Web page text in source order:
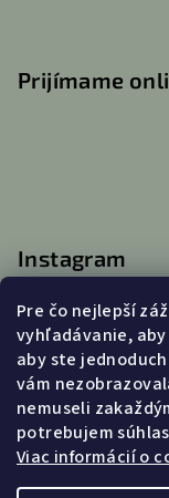
Pre čo nejlepší
vyhľadávanie,
aby ste
vám
nemuseli
potrebujem
Viac informácií o
Prijímame
Instagram
Kontakt
info
lanatvori.sk
0903031179 (po-pia